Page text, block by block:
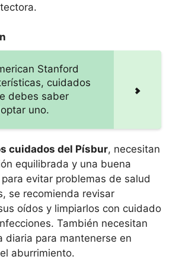
Stanford
cuidados
debes saber
uno.
cuidados del Písbur, necesitan
equilibrada y una buena
evitar problemas de salud
se recomienda revisar
oídos y limpiarlos con cuidado
También necesitan
diaria para mantenerse en
aburrimiento.